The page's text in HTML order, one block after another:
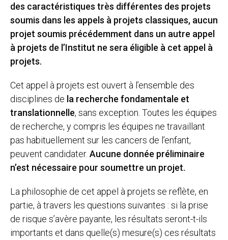
des caractéristiques très différentes des projets
soumis dans les appels à projets classiques, aucun
projet soumis précédemment dans un autre appel
à projets de l’Institut ne sera éligible à cet appel à
projets.
Cet appel à projets est ouvert à l’ensemble des
disciplines de la recherche fondamentale et
translationnelle, sans exception. Toutes les équipes
de recherche, y compris les équipes ne travaillant
pas habituellement sur les cancers de l’enfant,
peuvent candidater. Aucune donnée préliminaire
n’est nécessaire pour soumettre un projet.
La philosophie de cet appel à projets se reflète, en
partie, à travers les questions suivantes : si la prise
de risque s’avère payante, les résultats seront-t-ils
importants et dans quelle(s) mesure(s) ces résultats